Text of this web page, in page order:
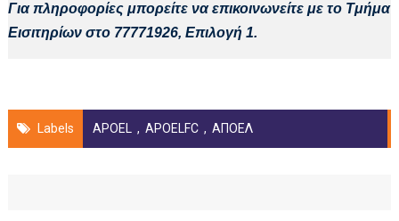
Για πληροφορίες μπορείτε να επικοινωνείτε με το Τμήμα
Εισιτηρίων στο 77771926, Επιλογή 1.
Labels APOEL , APOELFC , ΑΠΟΕΛ